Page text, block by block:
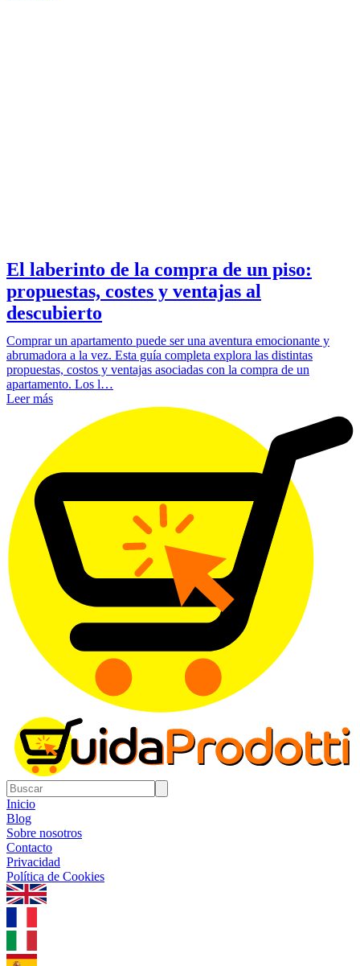
El laberinto de la compra de un piso:
propuestas, costes y ventajas al
descubierto
Comprar un apartamento puede ser una aventura emocionante y
abrumadora a la vez. Esta guía completa explora las distintas
propuestas, costos y ventajas asociadas con la compra de un
apartamento. Los l…
Leer más
Inicio
Blog
Sobre nosotros
Contacto
Privacidad
Política de Cookies